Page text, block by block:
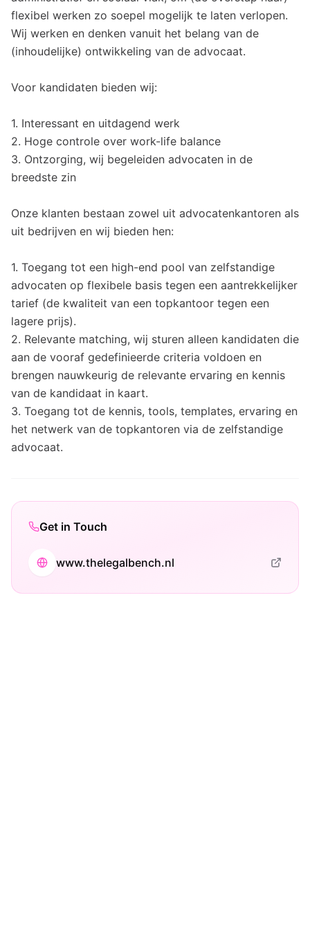
flexibel werken zo soepel mogelijk te laten verlopen.
Wij werken en denken vanuit het belang van de
(inhoudelijke) ontwikkeling van de advocaat.
Voor kandidaten bieden wij:
1. Interessant en uitdagend werk
2. Hoge controle over work-life balance
3. Ontzorging, wij begeleiden advocaten in de
breedste zin
Onze klanten bestaan zowel uit advocatenkantoren als
uit bedrijven en wij bieden hen:
1. Toegang tot een high-end pool van zelfstandige
advocaten op flexibele basis tegen een aantrekkelijker
tarief (de kwaliteit van een topkantoor tegen een
lagere prijs).
2. Relevante matching, wij sturen alleen kandidaten die
aan de vooraf gedefinieerde criteria voldoen en
brengen nauwkeurig de relevante ervaring en kennis
van de kandidaat in kaart.
3. Toegang tot de kennis, tools, templates, ervaring en
het netwerk van de topkantoren via de zelfstandige
advocaat.
Get in Touch
www.thelegalbench.nl